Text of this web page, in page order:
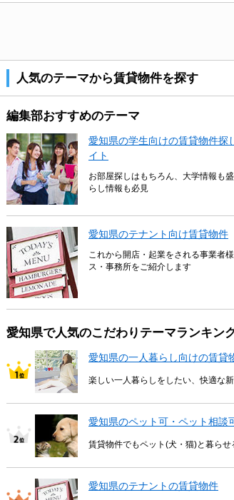
人気のテーマから賃貸物件を探す
編集部おすすめのテーマ
愛知県の学生向けの賃貸物件探
イト
お部屋探しはもちろん、大学情報も
らし情報も必見
愛知県のテナント向け賃貸物件
これから開店・起業をされる事業者
ス・事務所をご紹介します
愛知県で人気のこだわりテーマランキン
愛知県の一人暮らし向けの賃貸
楽しい一人暮らしをしたい、快適な
愛知県のペット可・ペット相談
賃貸物件でもペット(犬・猫)と暮らせ
愛知県のテナントの賃貸物件